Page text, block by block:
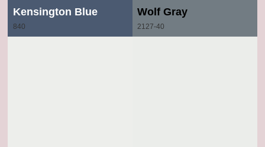
Kensington Blue
840
Wolf Gray
2127-40